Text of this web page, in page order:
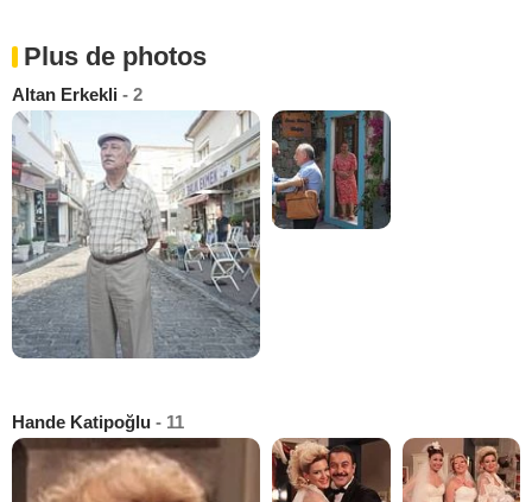
Plus de photos
Altan Erkekli - 2
Hande Katipoğlu - 11